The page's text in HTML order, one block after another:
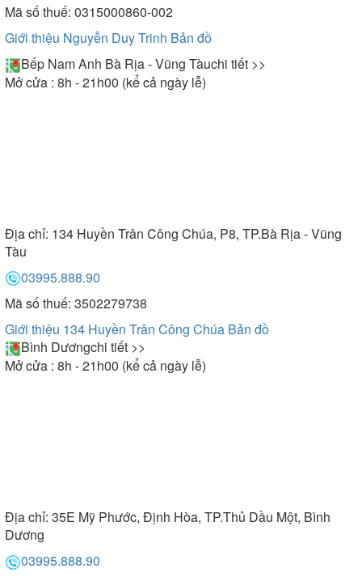
Mã số thuế: 0315000860-002
Giới thiệu Nguyễn Duy Trinh Bản đồ
Bếp Nam Anh Bà Rịa - Vũng Tàuchi tiết >>
Mở cửa : 8h - 21h00 (kể cả ngày lễ)
Địa chỉ: 134 Huyền Trân Công Chúa, P8, TP.Bà Rịa - Vũng
Tàu
03995.888.90
Mã số thuế: 3502279738
Giới thiệu 134 Huyền Trân Công Chúa Bản đồ
Bình Dươngchi tiết >>
Mở cửa : 8h - 21h00 (kể cả ngày lễ)
Địa chỉ: 35E Mỹ Phước, Định Hòa, TP.Thủ Dầu Một, Bình
Dương
03995.888.90